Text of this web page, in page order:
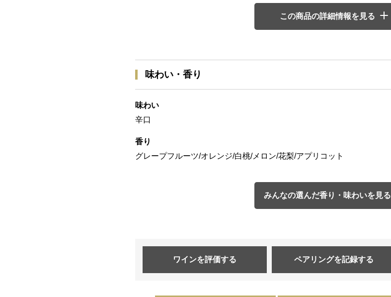
この商品の詳細情報を見る
味わい・香り
味わい
辛口
香り
グレープフルーツ/オレンジ/白桃/メロン/花梨/アプリコット
みんなの選んだ香り・味わいを見る
ワインを評価する ペアリングを記録する